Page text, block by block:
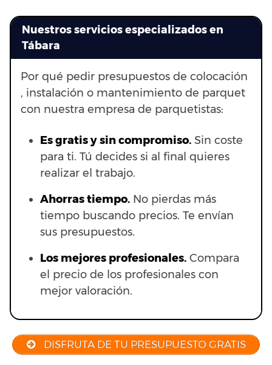
Nuestros servicios especializados en
Tábara
Por qué pedir presupuestos de colocación
, instalación o mantenimiento de parquet
con nuestra empresa de parquetistas:
Es gratis y sin compromiso. Sin coste
para ti. Tú decides si al final quieres
realizar el trabajo.
Ahorras tiempo. No pierdas más
tiempo buscando precios. Te envían
sus presupuestos.
Los mejores profesionales. Compara
el precio de los profesionales con
mejor valoración.
DISFRUTA DE TU PRESUPUESTO GRATIS